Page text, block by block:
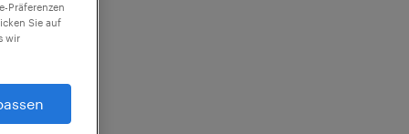
Präferenzen
Sie auf
wir